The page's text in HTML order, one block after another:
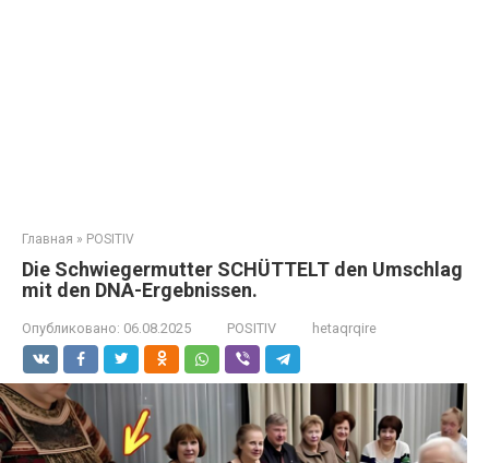
Главная » POSITIV
Die Schwiegermutter SCHÜTTELT den Umschlag
mit den DNA-Ergebnissen.
Опубликовано: 06.08.2025 POSITIV hetaqrqire